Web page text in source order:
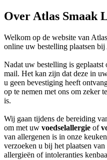
Over Atlas Smaak
Welkom op de website van
online uw bestelling plaatsen bij
Nadat uw bestelling is geplaatst
mail. Het kan zijn dat deze in
u geen bevestiging heeft
op te nemen met ons om zeker
is.
Wij gaan tijdens de bereiding
om met uw voedselallergie of
van allergenen is in onze
verzoeken u bij het plaatsen
allergieën of intoleranties